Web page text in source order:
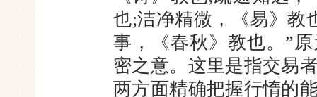
也;洁净精微，《易》教
事，《春秋》教也。”
密之意。这里是指交易
两方面精确把握行惰的